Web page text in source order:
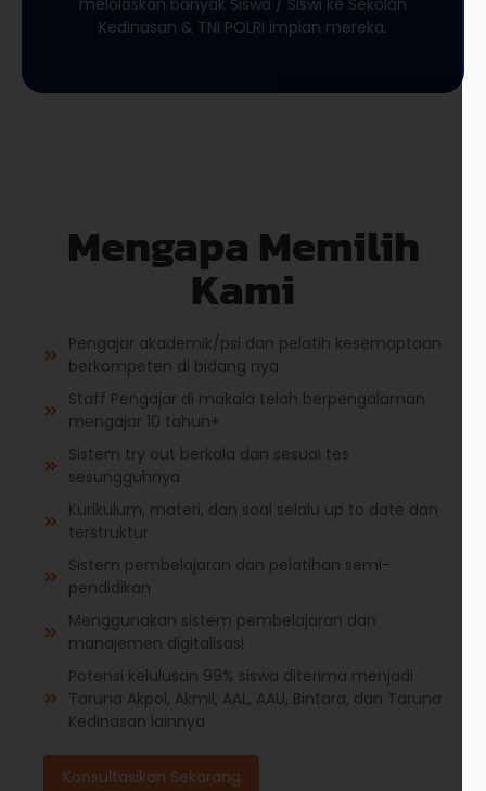
Kedinasan & TNI POLRI impian mereka.
Mengapa Memilih
Kami
Pengajar akademik/psi dan pelatih kesemaptaan
berkompeten di bidang nya
Staff Pengajar di makala telah berpengalaman
mengajar 10 tahun+
Sistem try out berkala dan sesuai tes
sesungguhnya
Kurikulum, materi, dan soal selalu up to date dan
terstruktur
Sistem pembelajaran dan pelatihan semi-
pendidikan
Menggunakan sistem pembelajaran dan
manajemen digitalisasi
Potensi kelulusan 99% siswa diterima menjadi
Taruna Akpol, Akmil, AAL, AAU, Bintara, dan Taruna
Kedinasan lainnya
Konsultasikan Sekarang